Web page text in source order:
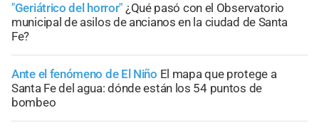
"Geriátrico del horror" ¿Qué pasó con el Observatorio
municipal de asilos de ancianos en la ciudad de Santa
Fe?
Ante el fenómeno de El Niño El mapa que protege a
Santa Fe del agua: dónde están los 54 puntos de
bombeo